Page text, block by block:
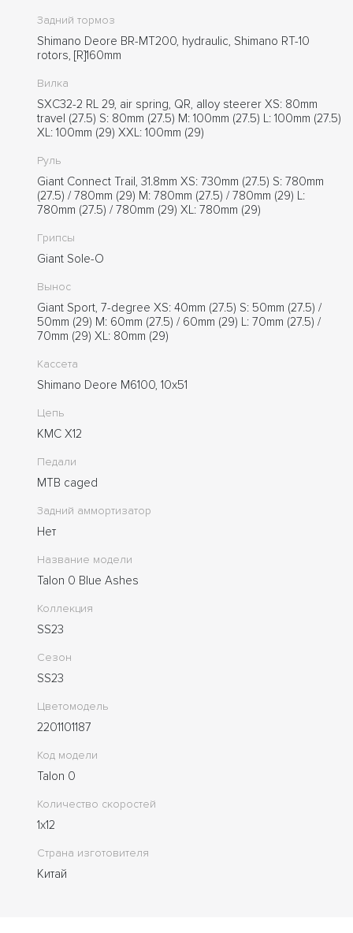
Задний тормоз
Shimano Deore BR-MT200, hydraulic, Shimano RT-10
rotors, [R]160mm
Вилка
SXC32-2 RL 29, air spring, QR, alloy steerer XS: 80mm
travel (27.5) S: 80mm (27.5) M: 100mm (27.5) L: 100mm (27.5)
XL: 100mm (29) XXL: 100mm (29)
Руль
Giant Connect Trail, 31.8mm XS: 730mm (27.5) S: 780mm
(27.5) / 780mm (29) M: 780mm (27.5) / 780mm (29) L:
780mm (27.5) / 780mm (29) XL: 780mm (29)
Грипсы
Giant Sole-O
Вынос
Giant Sport, 7-degree XS: 40mm (27.5) S: 50mm (27.5) /
50mm (29) M: 60mm (27.5) / 60mm (29) L: 70mm (27.5) /
70mm (29) XL: 80mm (29)
Кассета
Shimano Deore M6100, 10x51
Цепь
KMC X12
Педали
MTB caged
Задний аммортизатор
Нет
Название модели
Talon 0 Blue Ashes
Коллекция
SS23
Сезон
SS23
Цветомодель
2201101187
Код модели
Talon 0
Количество скоростей
1x12
Страна изготовителя
Китай